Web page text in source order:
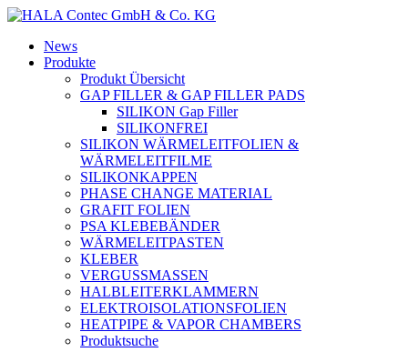
News
Produkte
Produkt Übersicht
GAP FILLER & GAP FILLER PADS
SILIKON Gap Filler
SILIKONFREI
SILIKON WÄRMELEITFOLIEN &
WÄRMELEITFILME
SILIKONKAPPEN
PHASE CHANGE MATERIAL
GRAFIT FOLIEN
PSA KLEBEBÄNDER
WÄRMELEITPASTEN
KLEBER
VERGUSSMASSEN
HALBLEITERKLAMMERN
ELEKTROISOLATIONSFOLIEN
HEATPIPE & VAPOR CHAMBERS
Produktsuche